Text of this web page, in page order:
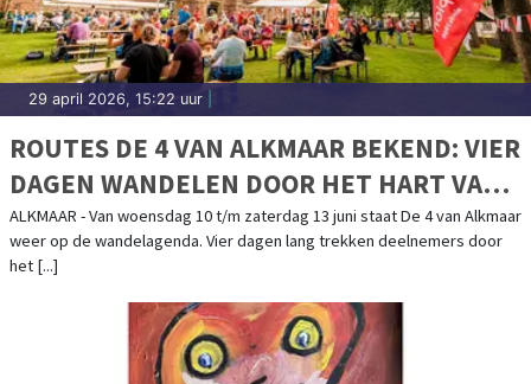
29 april 2026, 15:22 uur
ROUTES DE 4 VAN ALKMAAR BEKEND: VIER
DAGEN WANDELEN DOOR HET HART VAN
NOORD-HOLLAND
ALKMAAR - Van woensdag 10 t/m zaterdag 13 juni staat De 4 van Alkmaar
weer op de wandelagenda. Vier dagen lang trekken deelnemers door
het [...]